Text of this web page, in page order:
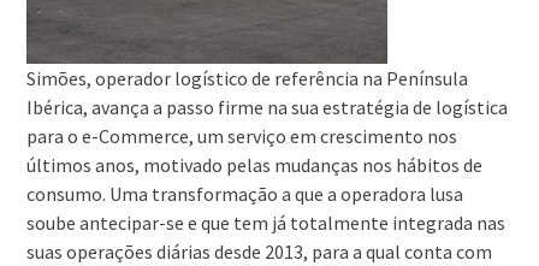
Simões, operador logístico de referência na Península
Ibérica, avança a passo firme na sua estratégia de logística
para o e-Commerce, um serviço em crescimento nos
últimos anos, motivado pelas mudanças nos hábitos de
consumo. Uma transformação a que a operadora lusa
soube antecipar-se e que tem já totalmente integrada nas
suas operações diárias desde 2013, para a qual conta com